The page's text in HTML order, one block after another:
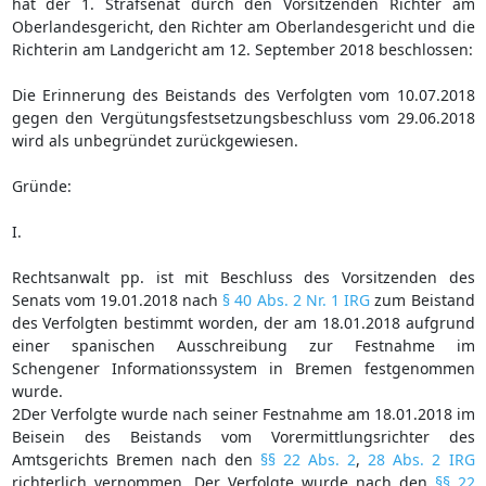
Oberlandesgericht, den Richter am Oberlandesgericht und die
Richterin am Landgericht am 12. September 2018 beschlossen:
Die Erinnerung des Beistands des Verfolgten vom 10.07.2018
gegen den Vergütungsfestsetzungsbeschluss vom 29.06.2018
wird als unbegründet zurückgewiesen.
Gründe:
I.
Rechtsanwalt pp. ist mit Beschluss des Vorsitzenden des
Senats vom 19.01.2018 nach § 40 Abs. 2 Nr. 1 IRG zum Beistand
des Verfolgten bestimmt worden, der am 18.01.2018 aufgrund
einer spanischen Ausschreibung zur Festnahme im
Schengener Informationssystem in Bremen festgenommen
wurde.
2Der Verfolgte wurde nach seiner Festnahme am 18.01.2018 im
Beisein des Beistands vom Vorermittlungsrichter des
Amtsgerichts Bremen nach den §§ 22 Abs. 2, 28 Abs. 2 IRG
richterlich vernommen. Der Verfolgte wurde nach den §§ 22